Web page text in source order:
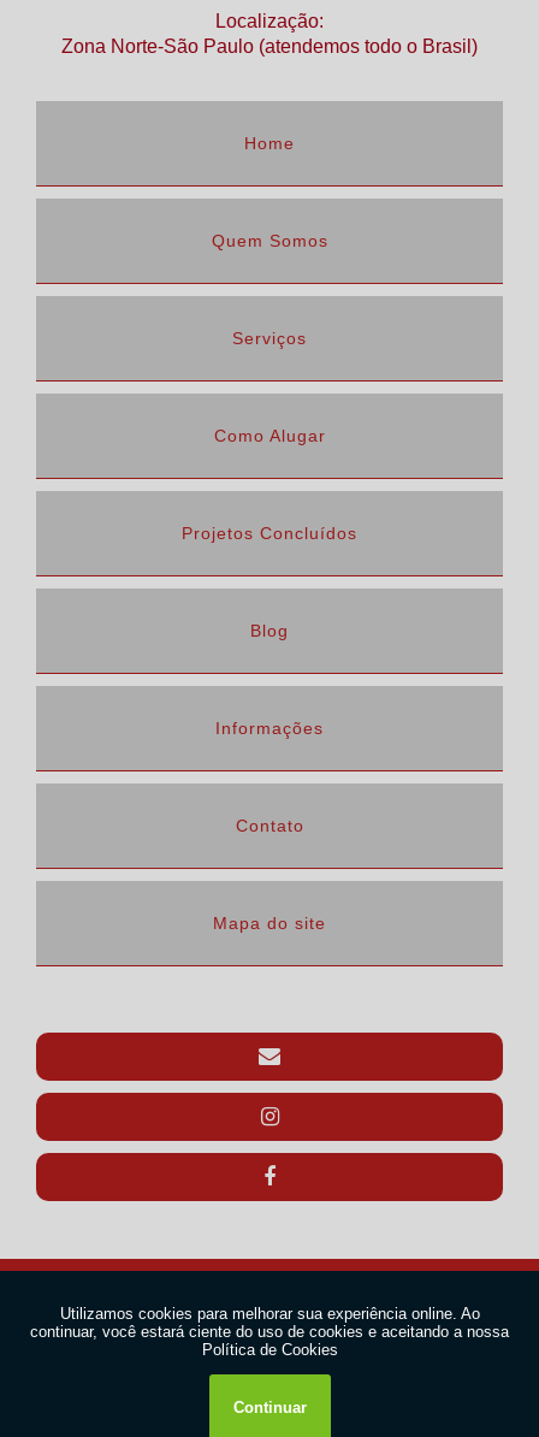
Localização:
Zona Norte-São Paulo (atendemos todo o Brasil)
Home
Quem Somos
Serviços
Como Alugar
Projetos Concluídos
Blog
Informações
Contato
Mapa do site
W3C
W3C